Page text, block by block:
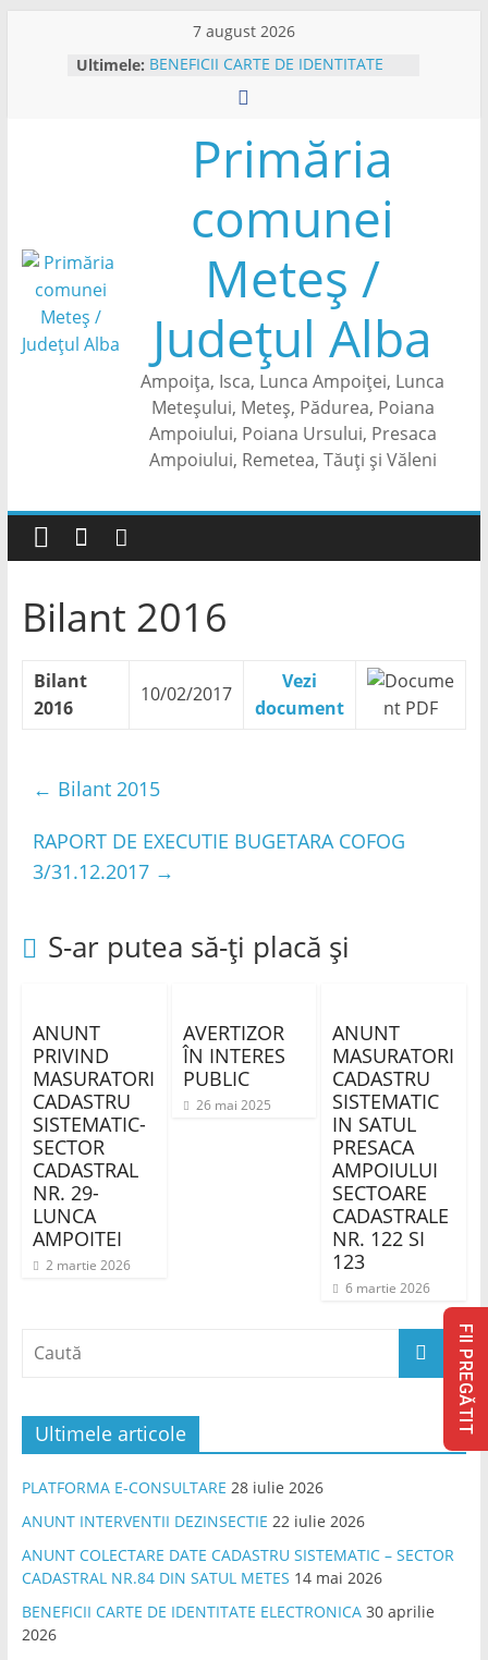
7 august 2026
Ultimele: BENEFICII CARTE DE IDENTITATE
ELECTRONICA
ANUNT PUBLIC MASURATORI
DE COLECTARE DATE – IN
SECTOARELE CADASTRARE NR. 122
AMPOIULUI
PLATFORMA E-CONSULTARE
ANUNT INTERVENTII DEZINSECTIE
ANUNT COLECTARE DATE
CADASTRU SISTEMATIC – SECTOR
CADASTRAL NR.84 DIN SATUL
METES
Primăria
comunei
Meteș /
Județul Alba
Ampoița, Isca, Lunca Ampoiței, Lunca
Meteșului, Meteș, Pădurea, Poiana
Ampoiului, Poiana Ursului, Presaca
Ampoiului, Remetea, Tăuți și Văleni
Bilant 2016
Bilant
2016
10/02/2017
Vezi
document
← Bilant 2015
RAPORT DE EXECUTIE BUGETARA COFOG
3/31.12.2017 →
S-ar putea să-ți placă și
ANUNT
PRIVIND
MASURATORI
CADASTRU
SISTEMATIC-
SECTOR
CADASTRAL
NR. 29-
LUNCA
AMPOITEI
2 martie 2026
AVERTIZOR
ÎN INTERES
PUBLIC
26 mai 2025
ANUNT
MASURATORI
CADASTRU
SISTEMATIC
IN SATUL
PRESACA
AMPOIULUI
SECTOARE
CADASTRALE
NR. 122 SI
123
6 martie 2026
Ultimele articole
PLATFORMA E-CONSULTARE 28 iulie 2026
ANUNT INTERVENTII DEZINSECTIE 22 iulie 2026
ANUNT COLECTARE DATE CADASTRU SISTEMATIC – SECTOR
CADASTRAL NR.84 DIN SATUL METES 14 mai 2026
BENEFICII CARTE DE IDENTITATE ELECTRONICA 30 aprilie
2026
FII PREGĂTIT